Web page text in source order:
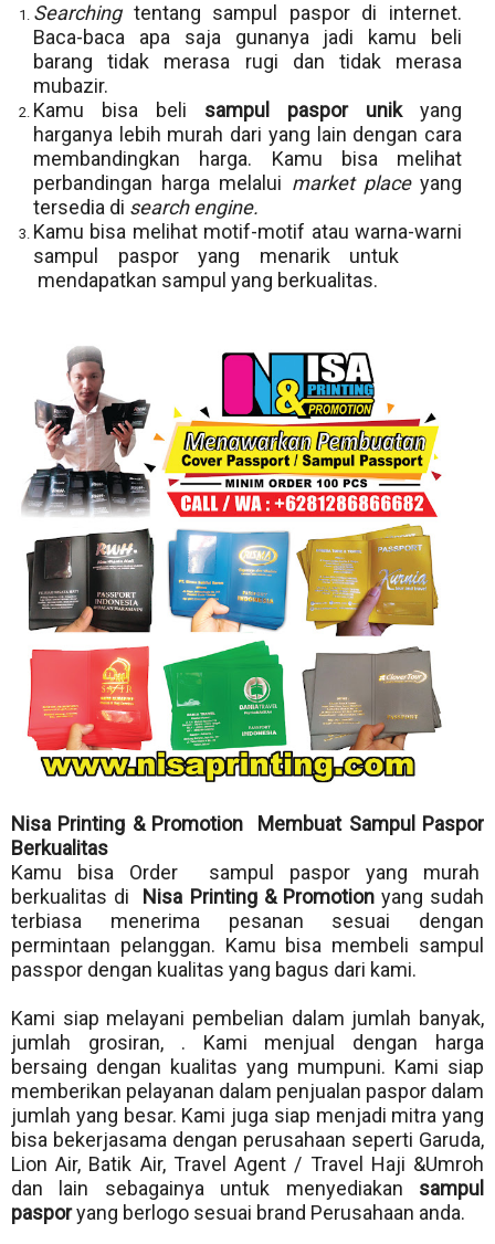
Searching tentang sampul paspor di internet.
Baca-baca apa saja gunanya jadi kamu beli
barang tidak merasa rugi dan tidak merasa
mubazir.
Kamu bisa beli sampul paspor unik yang
harganya lebih murah dari yang lain dengan cara
membandingkan harga. Kamu bisa melihat
perbandingan harga melalui market placeyang
tersedia di search engine.
Kamu bisa melihat motif-motif atau warna-warni
sampul paspor yang menarik untuk
mendapatkan sampul yang berkualitas.
Nisa Printing & Promotion Membuat Sampul Paspor
Berkualitas
Kamu bisa Order sampul paspor yang murah
berkualitas di
Nisa Printing & Promotion yang sudah
terbiasa menerima pesanan sesuai dengan
permintaan pelanggan. Kamu bisa membeli sampul
passpor dengan kualitas yang bagus dari kami.
Kami siap melayani pembelian dalam jumlah banyak,
jumlah grosiran, . Kami menjual dengan harga
bersaing dengan kualitas yang mumpuni. Kami siap
memberikan pelayanan dalam penjualan paspor dalam
jumlah yang besar. Kami juga siap menjadi mitra yang
bisa bekerjasama dengan perusahaan seperti Garuda,
Lion Air, Batik Air, Travel Agent / Travel Haji &Umroh
dan lain sebagainya untuk menyediakan sampul
pasporyang berlogo sesuai brand Perusahaan anda.